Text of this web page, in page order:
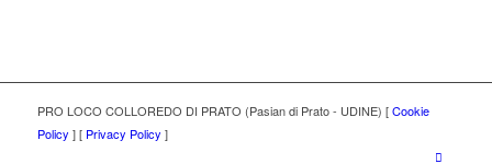
PRO LOCO COLLOREDO DI PRATO (Pasian di Prato - UDINE) [Cookie
Policy ] [ Privacy Policy ]